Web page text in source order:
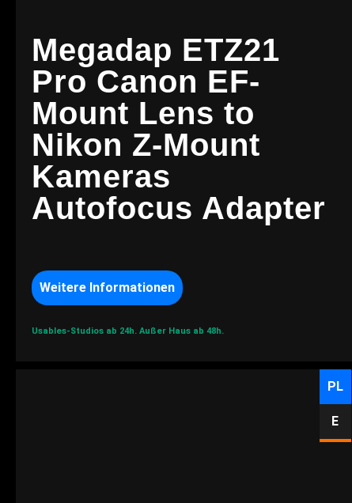
Megadap ETZ21
Pro Canon EF-
Mount Lens to
Nikon Z-Mount
Kameras
Autofocus Adapter
Weitere Informationen
Usables-Studios ab 24h. Außer Haus ab 48h.
PL
E